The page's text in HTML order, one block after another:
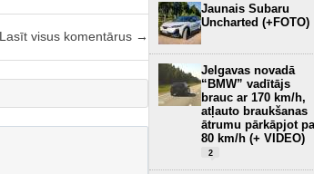
Lasīt visus komentārus →
Jaunais Subaru
Uncharted (+FOTO)
Jelgavas novadā
“BMW” vadītājs
brauc ar 170 km/h,
atļauto braukšanas
ātrumu pārkāpjot
80 km/h (+ VIDEO)
2